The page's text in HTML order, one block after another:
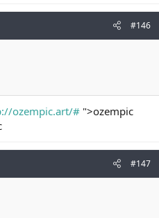
#146
ozempic.art/# ">ozempic
#147